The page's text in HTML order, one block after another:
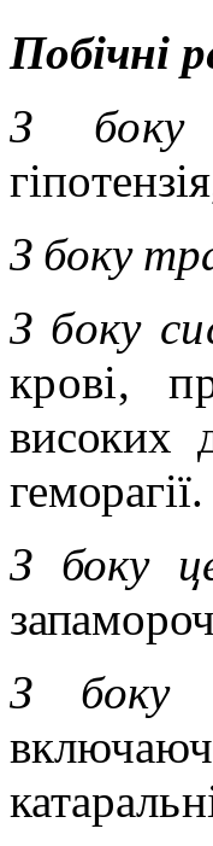
Побічні
З боку
З боку
З боку
крові,
високих
геморагії.
З боку
З боку